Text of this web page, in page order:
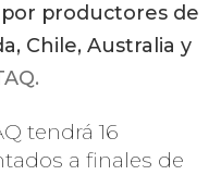
por productores de
Chile, Australia y
tendrá 16
a finales de